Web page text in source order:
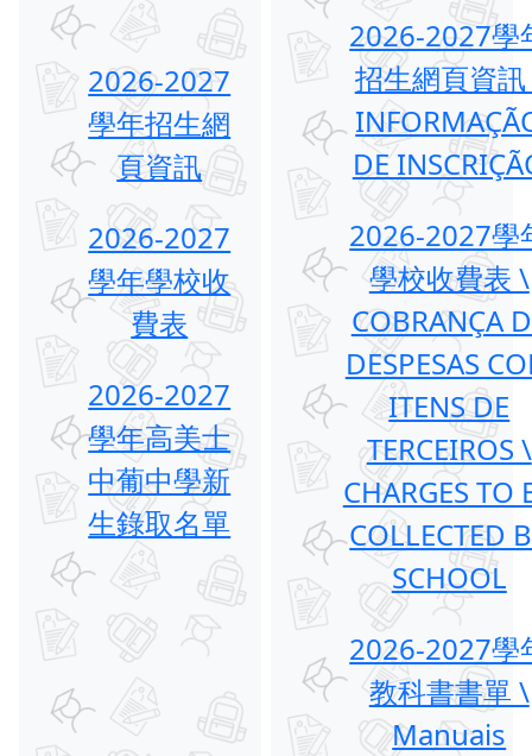
2026-2027
學年招生網
頁資訊
2026-2027
學年學校收
費表
2026-2027
學年高美士
中葡中學新
生錄取名單
2026-2027學
招生網頁資
DE
2026-2027學
學校收費表 \
COBRANÇA
DESPESAS
ITENS DE
TERCEIROS \
CHARGES TO
COLLECTED
SCHOOL
2026-2027學
教科書書單 \
Manuais